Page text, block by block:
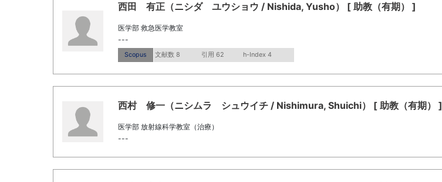
西田 有正（ニシダ ユウショウ / Nishida, Yusho） [ 助教（有期） ]
医学部 救急医学教室
---
Scopus 文献数 8 引用 62 h-Index 4
西村 修一（ニシムラ シュウイチ / Nishimura, Shuichi） [ 助教（有期） ]
医学部 放射線科学教室（治療）
---